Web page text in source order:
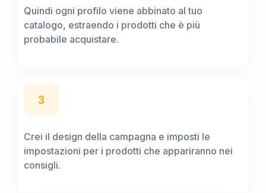
Quindi ogni profilo viene abbinato al tuo
catalogo, estraendo i prodotti che è più
probabile acquistare.
3
Crei il design della campagna e imposti le
impostazioni per i prodotti che appariranno nei
consigli.